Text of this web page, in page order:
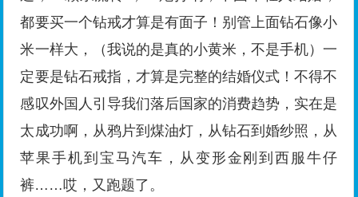
都要买一个钻戒才算是有面子！别管上面钻石像小
米一样大，（我说的是真的小黄米，不是手机）一
定要是钻石戒指，才算是完整的结婚仪式！不得不
感叹外国人引导我们落后国家的消费趋势，实在是
太成功啊，从鸦片到煤油灯，从钻石到婚纱照，从
苹果手机到宝马汽车，从变形金刚到西服牛仔
裤……哎，又跑题了。